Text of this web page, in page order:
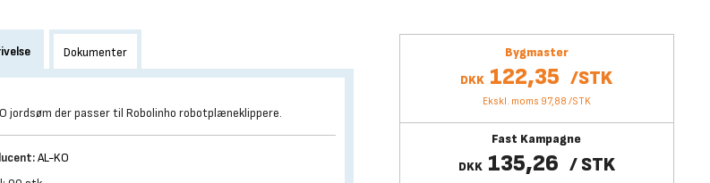
Bygmaster
DKK 122,35 /STK
Ekskl. moms 97,88 /STK
Fast Kampagne
DKK 135,26 /STK
Dokumenter
jordsøm der passer til Robolinho robotplæneklippere.
AL-KO